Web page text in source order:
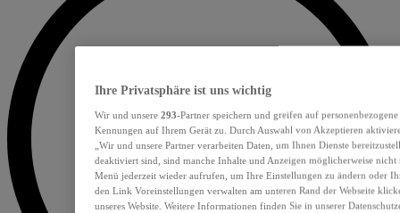
Ihre Privatsphäre ist uns wichtig
Wir und unsere 293-Partner speichern und greifen auf
Kennungen auf Ihrem Gerät zu. Durch Auswahl von Akzeptieren
„Wir und unsere Partner verarbeiten Daten, um Ihnen Dienste
deaktiviert sind, sind manche Inhalte und Anzeigen möglicherweise nicht
Menü jederzeit wieder aufrufen, um Ihre Einstellungen zu ändern oder
den Link Voreinstellungen verwalten am unteren Rand der Webseite
unseres Website. Weitere Informationen finden Sie in unserer